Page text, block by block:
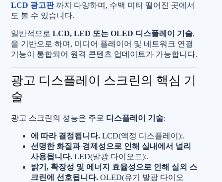
LCD 광고판까지 다양하며, 수백 미터 떨어진 곳에서
도 볼 수 있습니다.
일반적으로 LCD, LED 또는 OLED 디스플레이 기술,
을 기반으로 하며, 미디어 플레이어 및 네트워크 연결
기능이 통합되어 원격 콘텐츠 업데이트가 가능합니다.
광고 디스플레이 스크린의 핵심 기
술
광고 스크린의 성능은 주로 디스플레이 기술:
에 따라 결정됩니다. LCD(액정 디스플레이):.
선명한 화질과 경제성으로 인해 실내에서 널리
사용됩니다. LED(발광 다이오드):.
밝기, 확장성 및 에너지 효율성으로 인해 실외 스
크린에 선호됩니다. OLED(유기 발광 다이오